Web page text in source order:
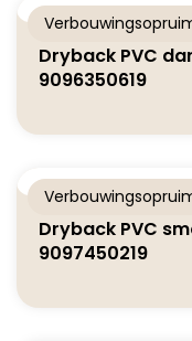
Dryback PVC
9096350619
Dryback PVC
9097450219